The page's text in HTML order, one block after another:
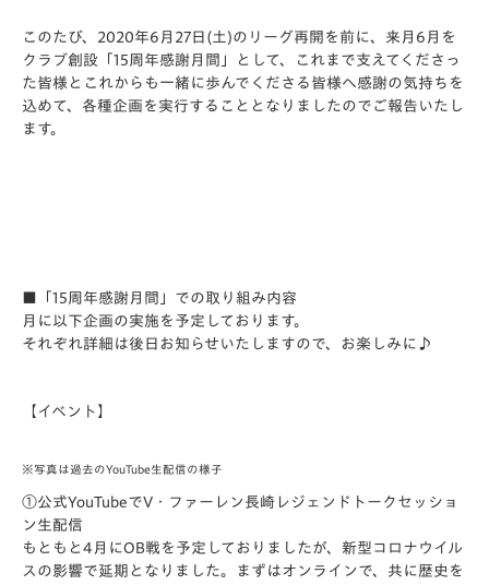
このたび、2020年6月27日(土)のリーグ再開を前に、来月6月を
クラブ創設 「15周年感謝月間」
として、これまで支えてくださっ
た皆様とこれからも一緒に歩んでくださる皆様へ感謝の気持ちを
込めて、各種企画を実行することとなりましたのでご報告いたし
ます。
■「15周年感謝月間」での取り組み内容
月に以下企画の実施を予定しております。
それぞれ詳細は後日お知らせいたしますので、お楽しみに♪
【イベント】
※写真は過去のYouTube生配信の様子
①公式YouTubeでV・ファーレン長崎レジェンドトークセッショ
ン生配信
もともと4月にOB戦を予定しておりましたが、新型コロナウイル
スの影響で延期となりました。まずはオンラインで、共に歴史を